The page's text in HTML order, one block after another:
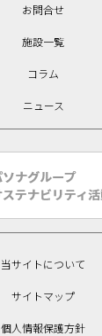
お問合せ
施設一覧
コラム
ニュース
当サイトについて
サイトマップ
個人情報保護方針